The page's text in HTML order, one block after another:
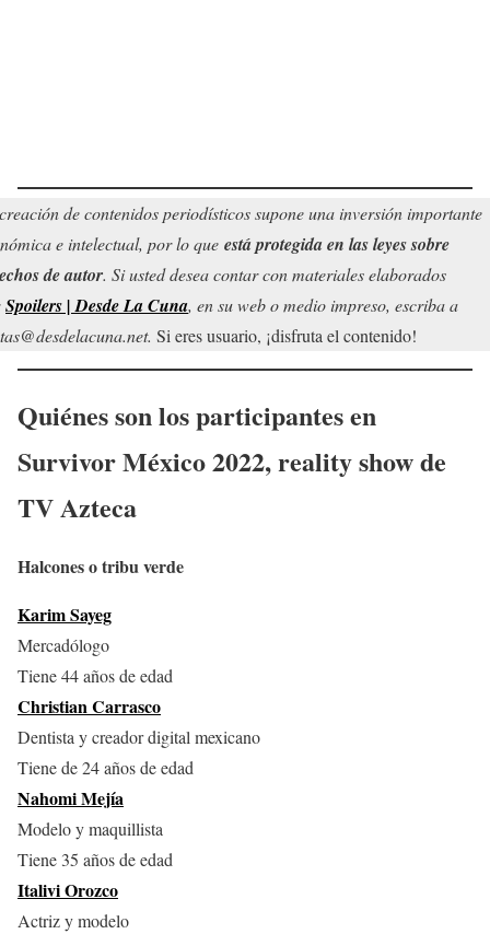
de contenidos periodísticos supone una inversión importante
e intelectual, por lo que está protegida en las leyes sobre
de autor. Si usted desea contar con materiales elaborados
Spoilers | Desde La Cuna, en su web o medio impreso, escriba a
Si eres usuario, ¡disfruta el contenido!
Quiénes son los participantes en
Survivor México 2022, reality show de
TV Azteca
Halcones o tribu verde
Karim Sayeg
Mercadólogo
Tiene 44 años de edad
Christian Carrasco
Dentista y creador digital mexicano
Tiene de 24 años de edad
Nahomi Mejía
Modelo y maquillista
Tiene 35 años de edad
Italivi Orozco
Actriz y modelo